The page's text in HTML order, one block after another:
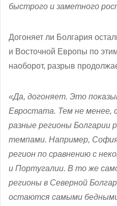
быстрого и заметного
Догоняет ли Болгария
и Восточной Европы по
наоборот, разрыв
«Да, догоняет. Это
Евростата. Тем не
разные регионы Болгарии
темпами. Например, София
регион по сравнению с
и Португалии. В то же
регионы в Северной
остаются самыми